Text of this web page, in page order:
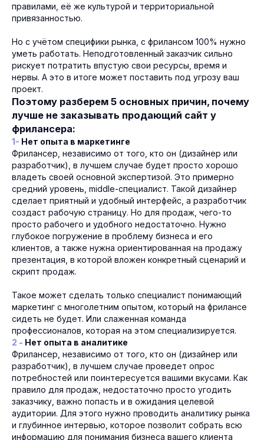
правилами, её же культурой и территориальной
привязанностью.
Но с учётом специфики рынка, с фрилансом 100% нужно
уметь работать. Неподготовленный заказчик сильно
рискует потратить впустую свои ресурсы, время и
нервы. А это в итоге может поставить под угрозу ваш
проект.
Поэтому разберем 5 основных причин, почему
лучше не заказывать продающий сайт у
фрилансера:
1- Нет опыта в маркетинге
Фрилансер, независимо от того, кто он (дизайнер или
разработчик), в лучшем случае будет просто хорошо
владеть своей основной экспертизой. Это примерно
средний уровень, middle-специалист. Такой дизайнер
сделает приятный и удобный интерфейс, а разработчик
создаст рабочую страницу. Но для продаж, чего-то
просто рабочего и удобного недостаточно. Нужно
глубокое погружение в проблему бизнеса и его
клиентов, а также нужна ориентированная на продажу
презентация, в которой вложен конкретный сценарий и
скрипт продаж.
Такое может сделать только специалист понимающий
маркетинг с многолетним опытом, который на фрилансе
сидеть не будет. Или слаженная команда
профессионалов, которая на этом специализируется.
2 - Нет опыта в аналитике
Фрилансер, независимо от того, кто он (дизайнер или
разработчик), в лучшем случае проведет опрос
потребностей или поинтересуется вашими вкусами. Как
правило для продаж, недостаточно просто угодить
заказчику, важно попасть и в ожидания целевой
аудитории. Для этого нужно проводить аналитику рынка
и глубинное интервью, которое позволит собрать всю
информацию для понимания бизнеса вашего клиента